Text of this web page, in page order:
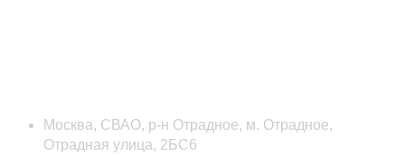
Москва, СВАО, р-н Отрадное, м. Отрадное,
Отрадная улица, 2БС6